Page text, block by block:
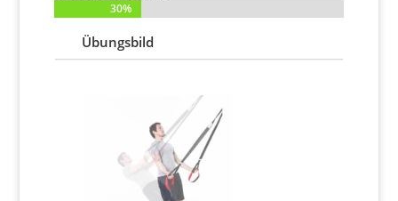
30%
30%
Übungsbild